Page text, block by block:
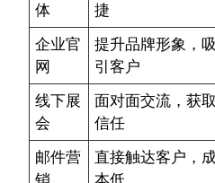
体
捷
企业官
网
提升品牌形象，吸
引客户
线下展
会
面对面交流，获取
信任
邮件营
直接触达客户，